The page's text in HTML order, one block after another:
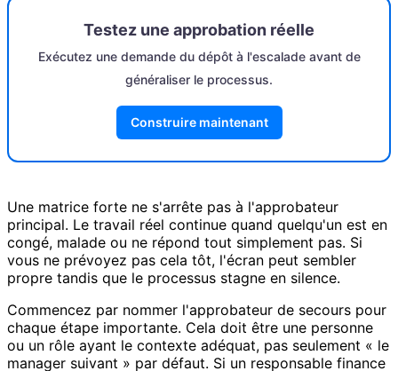
Testez une approbation réelle
Exécutez une demande du dépôt à l'escalade avant de
généraliser le processus.
Construire maintenant
Une matrice forte ne s'arrête pas à l'approbateur
principal. Le travail réel continue quand quelqu'un est en
congé, malade ou ne répond tout simplement pas. Si
vous ne prévoyez pas cela tôt, l'écran peut sembler
propre tandis que le processus stagne en silence.
Commencez par nommer l'approbateur de secours pour
chaque étape importante. Cela doit être une personne
ou un rôle ayant le contexte adéquat, pas seulement « le
manager suivant » par défaut. Si un responsable finance